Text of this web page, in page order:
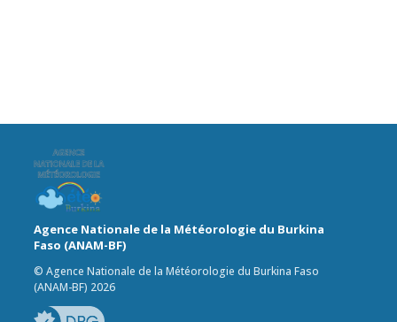
Agence Nationale de la Météorologie du Burkina
Faso (ANAM-BF)
© Agence Nationale de la Météorologie du Burkina Faso
(ANAM-BF) 2026